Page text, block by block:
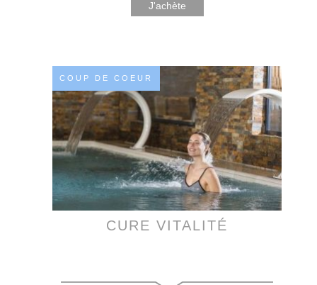
J'achète
COUP DE COEUR
CURE VITALITÉ